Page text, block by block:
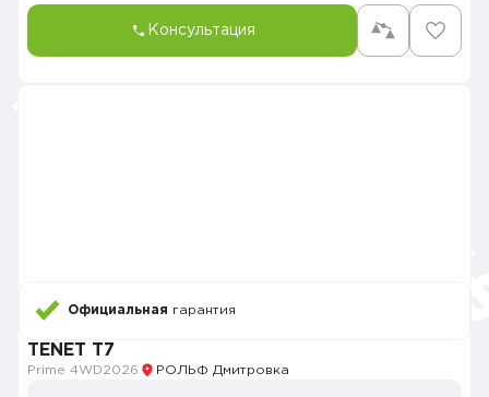
Консультация
Официальная гарантия
TENET T7
Prime 4WD2026 РОЛЬФ Дмитровка